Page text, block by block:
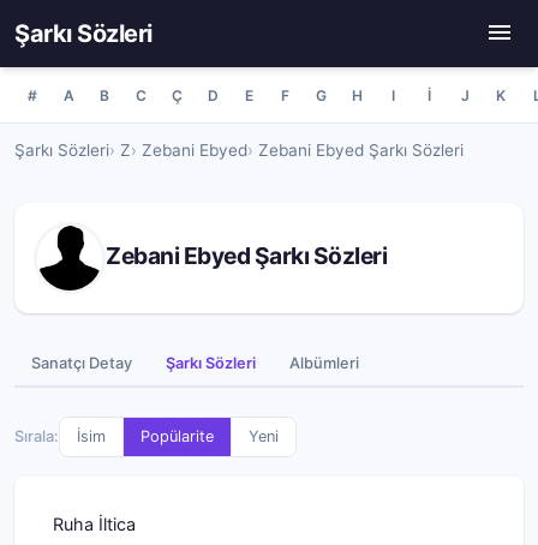
Şarkı Sözleri
# A B C Ç D E F G H I İ J K
Şarkı Sözleri Z Zebani Ebyed Zebani Ebyed Şarkı Sözleri
Zebani Ebyed Şarkı Sözleri
Sanatçı Detay Şarkı Sözleri Albümleri
Sırala: İsim Popülarite Yeni
Ruha İltica